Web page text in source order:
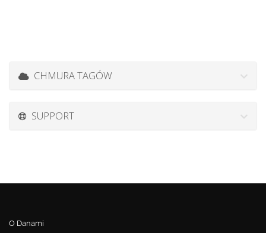
CHMURA TAGÓW
SUPPORT
O Danami